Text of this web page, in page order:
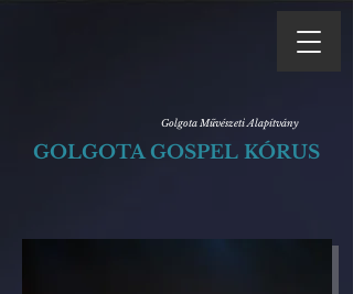
Golgota Művészeti Alapítvány
GOLGOTA GOSPEL KÓRUS